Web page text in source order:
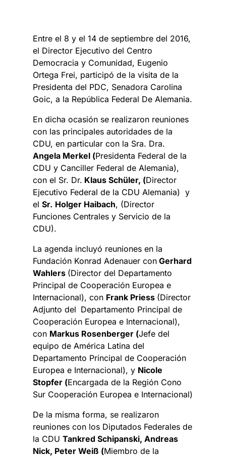
Entre el 8 y el 14 de septiembre del 2016,
el Director Ejecutivo del Centro
Democracia y Comunidad, Eugenio
Ortega Frei, participó de la visita de la
Presidenta del PDC, Senadora Carolina
Goic, a la República Federal De Alemania.
En dicha ocasión se realizaron reuniones
con las principales autoridades de la
CDU, en particular con la Sra. Dra.
Angela Merkel (Presidenta Federal de la
CDU y Canciller Federal de Alemania),
con el Sr. Dr. Klaus Schüler, (Director
Ejecutivo Federal de la CDU Alemania) y
el Sr. Holger Haibach, (Director
Funciones Centrales y Servicio de la
CDU).
La agenda incluyó reuniones en la
Fundación Konrad Adenauer conGerhard
Wahlers (Director del Departamento
Principal de Cooperación Europea e
Internacional), con Frank Priess (Director
Adjunto del Departamento Principal de
Cooperación Europea e Internacional),
con Markus Rosenberger (Jefe del
equipo de América Latina del
Departamento Principal de Cooperación
Europea e Internacional), y Nicole
Stopfer (Encargada de la Región Cono
Sur Cooperación Europea e Internacional)
De la misma forma, se realizaron
reuniones con los Diputados Federales de
la CDU Tankred Schipanski, Andreas
Nick, Peter Weiß (Miembro de la